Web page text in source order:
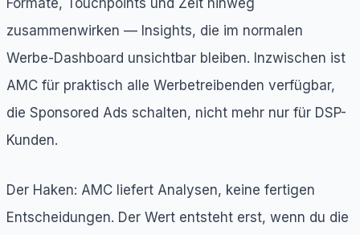
zusammenwirken — Insights, die im normalen
Werbe-Dashboard unsichtbar bleiben. Inzwischen ist
AMC für praktisch alle Werbetreibenden verfügbar,
die Sponsored Ads schalten, nicht mehr nur für DSP-
Kunden.
Der Haken: AMC liefert Analysen, keine fertigen
Entscheidungen. Der Wert entsteht erst, wenn du die